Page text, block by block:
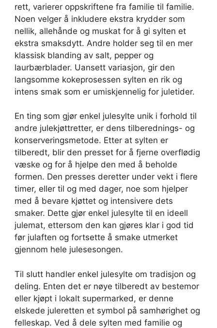
rett, varierer oppskriftene fra familie til familie.
Noen velger å inkludere ekstra krydder som
nellik, allehånde og muskat for å gi sylten et
ekstra smaksdytt. Andre holder seg til en mer
klassisk blanding av salt, pepper og
laurbærblader. Uansett variasjon, gir den
langsomme kokeprosessen sylten en rik og
intens smak som er umiskjennelig for juletider.
En ting som gjør enkel julesylte unik i forhold til
andre julekjøttretter, er dens tilberednings- og
konserveringsmetode. Etter at sylten er
tilberedt, blir den presset for å fjerne overflødig
væske og for å hjelpe den med å beholde
formen. Den presses deretter under vekt i flere
timer, eller til og med dager, noe som hjelper
med å bevare kjøttet og intensivere dets
smaker. Dette gjør enkel julesylte til en ideell
julemat, ettersom den kan gjøres klar i god tid
før julaften og fortsette å smake utmerket
gjennom hele julesesongen.
Til slutt handler enkel julesylte om tradisjon og
deling. Enten det er nøye tilberedt av bestemor
eller kjøpt i lokalt supermarked, er denne
elskede juleretten et symbol på samhørighet og
felleskap. Ved å dele sylten med familie og